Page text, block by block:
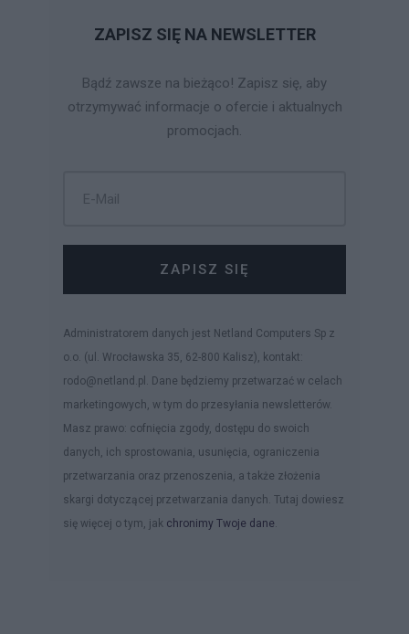
ZAPISZ SIĘ NA NEWSLETTER
Bądź zawsze na bieżąco! Zapisz się, aby
otrzymywać informacje o ofercie i aktualnych
promocjach.
ZAPISZ SIĘ
Administratorem danych jest Netland Computers Sp z
o.o. (ul. Wrocławska 35, 62-800 Kalisz), kontakt:
rodo@netland.pl. Dane będziemy przetwarzać w celach
marketingowych, w tym do przesyłania newsletterów.
Masz prawo: cofnięcia zgody, dostępu do swoich
danych, ich sprostowania, usunięcia, ograniczenia
przetwarzania oraz przenoszenia, a także złożenia
skargi dotyczącej przetwarzania danych. Tutaj dowiesz
się więcej o tym, jak chronimy Twoje dane.